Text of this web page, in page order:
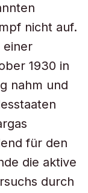
nicht auf.
einer
1930 in
nahm und
für den
die aktive
durch